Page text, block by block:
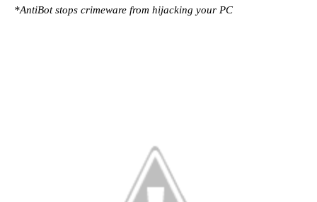
*AntiBot stops crimeware from hijacking your PC